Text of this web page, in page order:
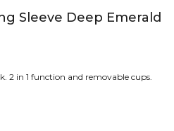
Sleeve Deep Emerald
2 in 1 function and removable cups.